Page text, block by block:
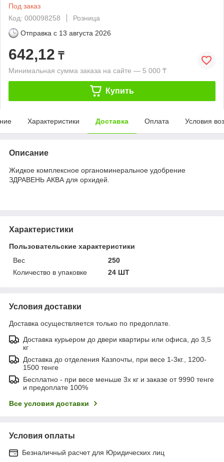
Под заказ
Код: 000098258
Розница
Отправка с 13 августа 2026
642,12 ₸
Минимальная сумма заказа на сайте — 5 000 ₸
Купить
Характеристики Доставка Оплата Условия
Описание
Жидкое комплексное органоминеральное удобрение
ЗДРАВЕНЬ АКВА для орхидей.
Характеристики
Пользовательские характеристики
Вес
250
Количество в упаковке
24 ШТ
Условия доставки
Доставка осуществляется только по предоплате.
Доставка курьером до двери квартиры или офиса, до 3,5
кг
Доставка до отделения Казпочты, при весе 1-3кг., 1200-
1500 тенге
Бесплатно - при весе меньше 3х кг и заказе от 9990 тенге
и предоплате 100%
Все условия доставки
Условия оплаты
Безналичный расчет для Юридических лиц